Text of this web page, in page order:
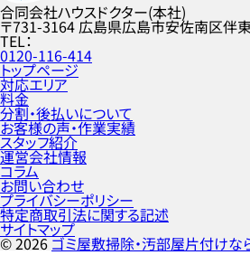
合同会社ハウスドクター(本社)
〒731-3164 広島県広島市安佐南区伴
TEL
0120-116-414
トップページ
対応エリア
料金
分割・後払いについて
お客様の声・作業実績
スタッフ紹介
運営会社情報
コラム
お問い合わせ
プライバシーポリシー
特定商取引法に関する記述
サイトマップ
©2026ゴミ屋敷掃除・汚部屋片付けな